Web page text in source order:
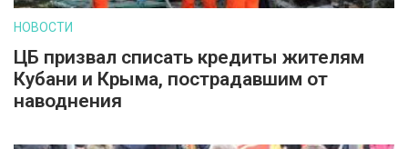
НОВОСТИ
ЦБ призвал списать кредиты жителям
Кубани и Крыма, пострадавшим от
наводнения